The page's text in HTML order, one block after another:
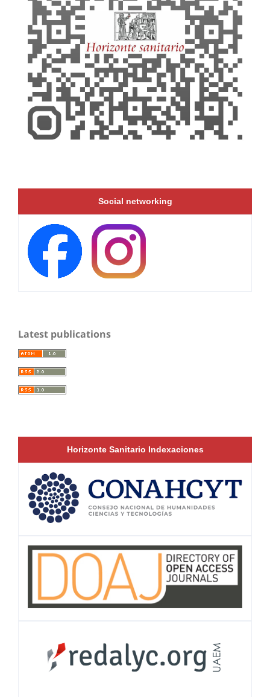
Social networking
Latest publications
Horizonte Sanitario Indexaciones